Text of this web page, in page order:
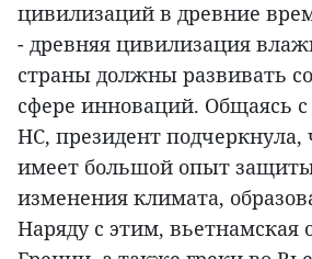
цивилизаций в древние
- древняя цивилизация
страны должны развивать
сфере инноваций. Общаясь
НС, президент подчеркнула,
имеет большой опыт
изменения климата,
Наряду с этим, вьетнамская